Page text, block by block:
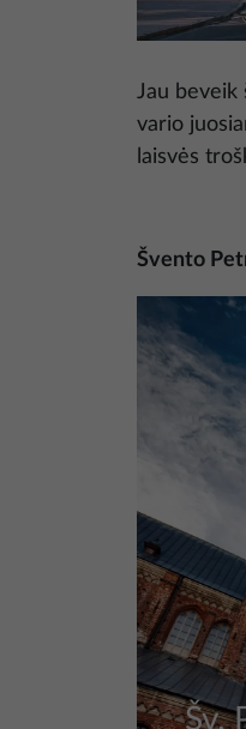
Jau beveik
vario
laisvės
Švento
Šv.